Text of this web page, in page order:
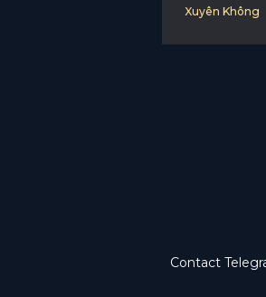
Xuyên Không
Contact